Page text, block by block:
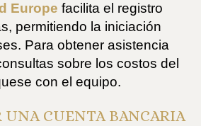
Europe facilita el registro
permitiendo la iniciación
Para obtener asistencia
sobre los costos del
con el equipo.
UNA CUENTA BANCARIA